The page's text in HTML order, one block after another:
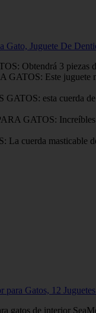
Gato, Juguete De
Obtendrá 3 piezas
Este juguete
esta cuerda de
GATOS: Increíbles
cuerda masticable
Gatos, 12
gatos de interior